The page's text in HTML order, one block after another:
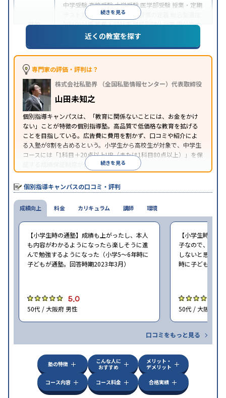
続きを見る
目的
中学受験高校受験大学受験 医学部受験 授業・定期
テスト対策
内申点対策 学習習慣の定着
(旧AO)対策推薦入試対策学校別特化対策国公立大
私大対策共通テスト対策
特徴
中高一貫校生に対応成績保証制度あり授業の振替
可能不登校生に対応
のみの受講可
※2023年3月調査。小学校高学年の個別指導塾アンケート調査方法を参
近くの教室を探す
専門家の評価・評判は？
株式会社私塾界 （全国私塾情報センター）代表取締役
山田未知之
個別指導キャンパスは、「教育に関係ないことには、お金をかけ
ない」ことが特徴の個別指導塾。高品質で低価格な教育を拡げる
ことを目指している。広告費に費用を割かず、口コミや紹介によ
る入塾が8割を占めるという。小学生から高校生が対象で、中学生
コースには「1科目＋20点以上UP（または1科目80点以上）」を保
証する成績保証制度が付帯している。
続きを見る
個別指導キャンパスの口コミ・評判
成績向上
【小学生時の通塾】成績も上がったし、本人
も内容がわかるようになったら楽しそうに進
んで勉強するようになった（小学5〜6年時に
子どもが通塾。回答時期2023年3月）
5.0
50代 / 大阪府 男性
【小学生時の通
子なので、せめ
しないと思った
時に子どもが通
50代 / 大阪府 男
口コミをもっと見る
料金 カリキュラム 講師 環境
塾の特徴
こんな人に
おすすめ
メリット・
デメリット
コース内容
コース料金 合格実績